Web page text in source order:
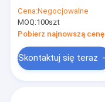
trójdiodowej, funkcja
WŁ./WYŁ.,
konstrukcja
zatrzaskowa,
przełącznik DIP na
spodzie
Cena:Negocjowalne
MOQ:100szt
Pobierz najnowszą cenę
Skontaktuj się teraz